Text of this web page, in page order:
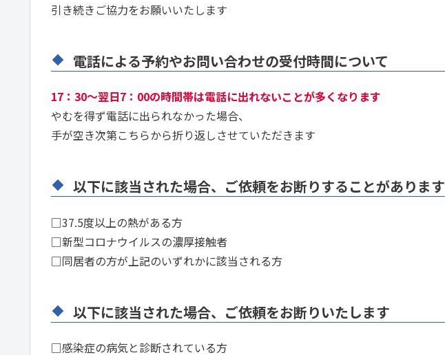
引き続きご協力をお願いいたします
電話による予約やお問い合わせの受付時間について
17：30～翌日7：00の時間帯は電話に出れないことが多くなります
やむを得ず電話に出られなかった場合、
手が空き次第こちらから折り返しさせていただきます
以下に該当された場合、ご依頼をお断りすることがあります
□37.5度以上の熱がある方
□新型コロナウイルスの濃厚接触者
□同居者の方が上記のいずれかに該当される方
以下に該当された場合、ご依頼をお断りいたします
□感染症の病気と診断されている方